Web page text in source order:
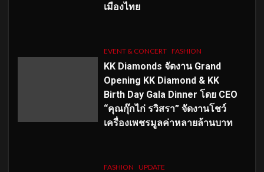
เมืองไทย
EVENT & CONCERT FASHION
KK Diamonds จัดงาน Grand
Opening KK Diamond & KK
Birth Day Gala Dinner โดย CEO
“คุณกุ๊กไก่ รวิสรา” จัดงานโชว์
เครื่องเพชรมูลค่าหลายล้านบาท
FASHION UPDATE